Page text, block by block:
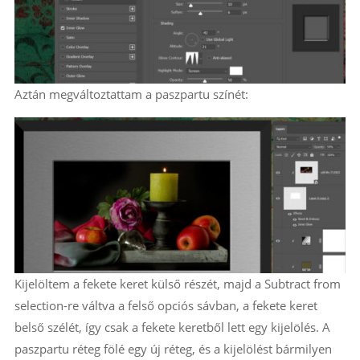
Aztán megváltoztattam a paszpartu színét:
Kijelöltem a fekete keret külső részét, majd a Subtract from
selection-re váltva a felső opciós sávban, a fekete keret
belső szélét, így csak a fekete keretből lett egy kijelölés. A
paszpartu réteg fölé egy új réteg, és a kijelölést bármilyen